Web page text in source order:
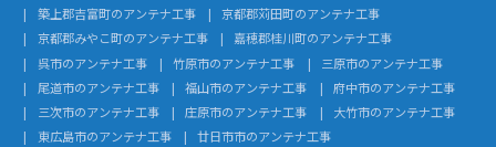
築上郡吉富町のアンテナ工事
京都郡苅田町のアンテナ工事
京都郡みやこ町のアンテナ工事
嘉穂郡桂川町のアンテナ工事
呉市のアンテナ工事
竹原市のアンテナ工事
三原市のアンテナ工事
尾道市のアンテナ工事
福山市のアンテナ工事
府中市のアンテナ工事
三次市のアンテナ工事
庄原市のアンテナ工事
大竹市のアンテナ工事
東広島市のアンテナ工事
廿日市市のアンテナ工事